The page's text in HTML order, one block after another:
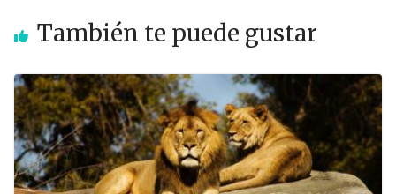
También te puede gustar